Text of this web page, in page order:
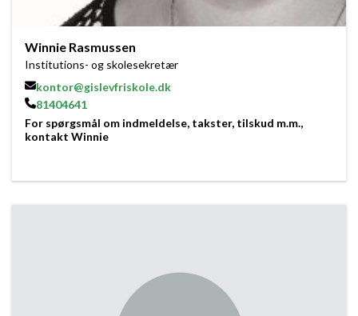
Winnie Rasmussen
Institutions- og skolesekretær
kontor@gislevfriskole.dk
81404641
For spørgsmål om indmeldelse, takster, tilskud m.m.,
kontakt Winnie